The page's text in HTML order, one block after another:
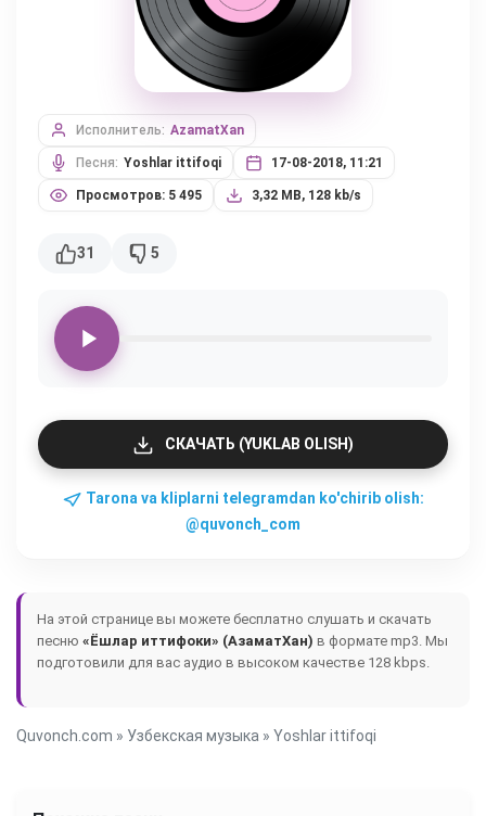
Исполнитель: AzamatXan
Песня: Yoshlar ittifoqi 17-08-2018, 11:21
Просмотров: 5 495 3,32 MB, 128 kb/s
31 5
СКАЧАТЬ (YUKLAB OLISH)
Tarona va kliplarni telegramdan ko'chirib olish:
@quvonch_com
На этой странице вы можете бесплатно слушать и скачать
песню «Ёшлар иттифоки» (АзаматХан) в формате mp3. Мы
подготовили для вас аудио в высоком качестве 128 kbps.
Quvonch.com » Узбекская музыка » Yoshlar ittifoqi